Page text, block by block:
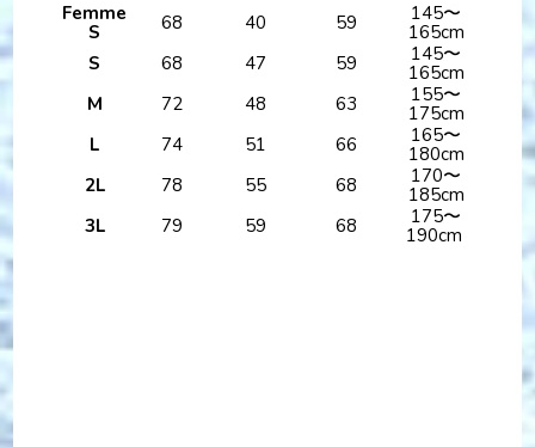
Femme
S
68 40 59
145〜
165cm
S
68 47 59
145〜
165cm
M
72 48 63
155〜
175cm
L
74 51 66
165〜
180cm
2L
78 55 68
170〜
185cm
3L
79 59 68
175〜
190cm